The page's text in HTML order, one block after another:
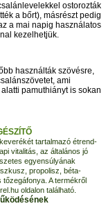
ostorozták
a bőrt), másrészt pedig
a mai napig használatos
kezelhetjük.
használták szövésre,
ami
pamuthiányt is sokan
tartalmazó étrend-
vitalitás, az általános jó
egyensúlyának
propolisz, béta-
A termékről
oldalon található.